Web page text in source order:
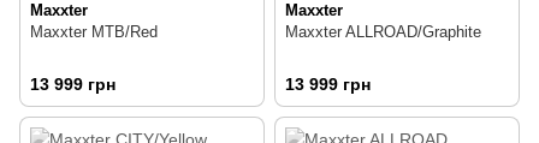
Maxxter
Maxxter MTB/Red
13 999 грн
Maxxter
Maxxter ALLROAD/Graphite
13 999 грн